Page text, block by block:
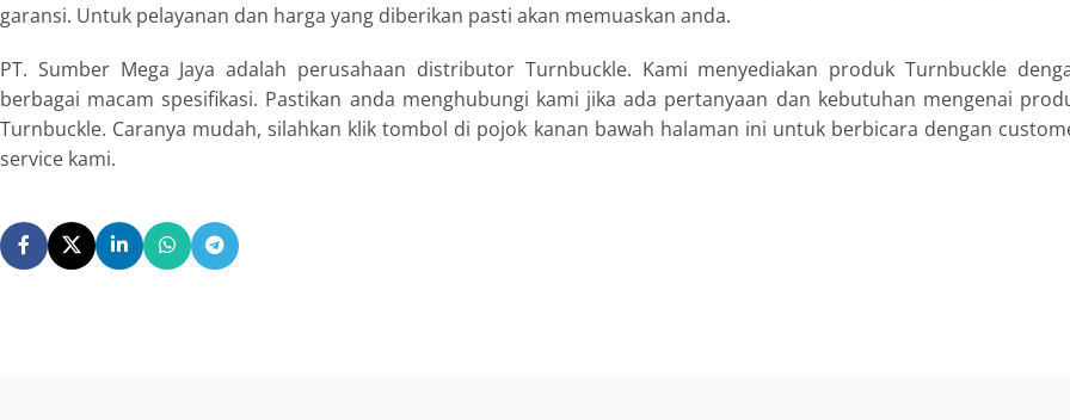
garansi. Untuk pelayanan dan harga yang diberikan pasti akan memuaskan anda.
PT. Sumber Mega Jaya adalah perusahaan distributor Turnbuckle. Kami menyediakan produk Turnbuckle
berbagai macam spesifikasi. Pastikan anda menghubungi kami jika ada pertanyaan dan kebutuhan mengenai
Turnbuckle. Caranya mudah, silahkan klik tombol di pojok kanan bawah halaman ini untuk berbicara dengan
service kami.